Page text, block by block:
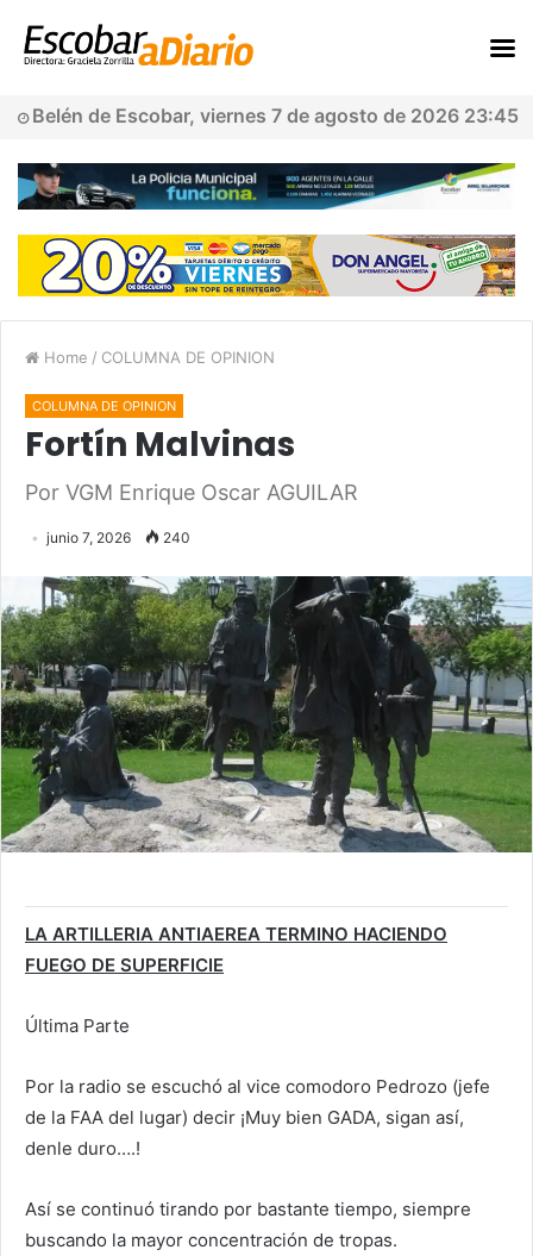
Belén de Escobar, viernes 7 de agosto de 2026 23:45
Home / COLUMNA DE OPINION
COLUMNA DE OPINION
Fortín Malvinas
Por VGM Enrique Oscar AGUILAR
junio 7, 2026 240
LA ARTILLERIA ANTIAEREA TERMINO HACIENDO
FUEGO DE SUPERFICIE
Última Parte
Por la radio se escuchó al vice comodoro Pedrozo (jefe
de la FAA del lugar) decir ¡Muy bien GADA, sigan así,
denle duro….!
Así se continuó tirando por bastante tiempo, siempre
buscando la mayor concentración de tropas.